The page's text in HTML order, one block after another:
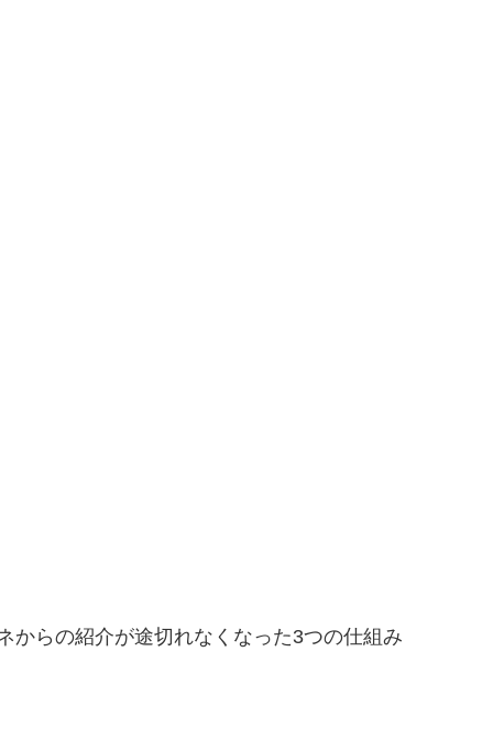
からの紹介が途切れなくなった3つの仕組み